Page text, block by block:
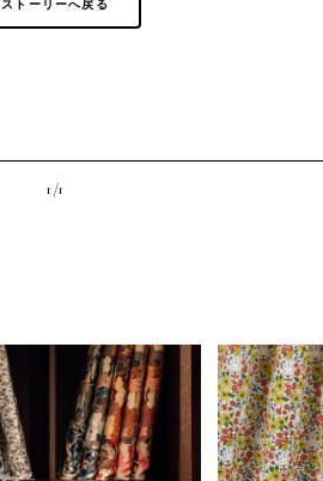
ストーリーへ戻る
1 /1